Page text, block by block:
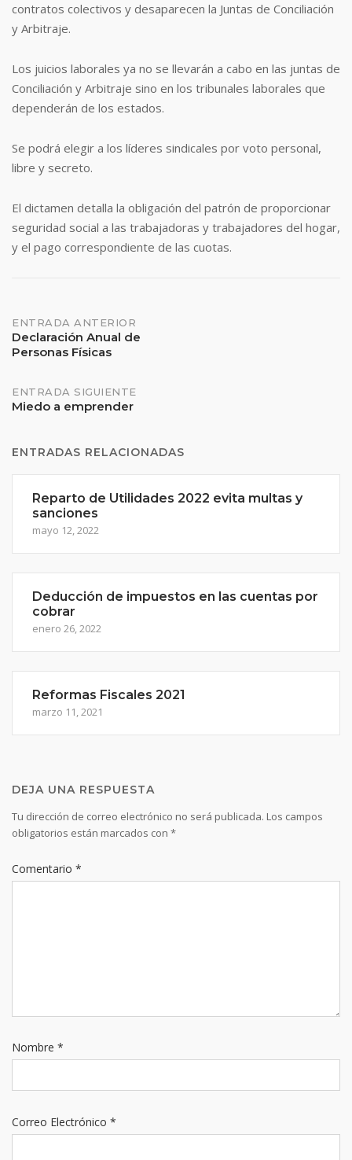
contratos colectivos y desaparecen la Juntas de Conciliación
y Arbitraje.
Los juicios laborales ya no se llevarán a cabo en las juntas de
Conciliación y Arbitraje sino en los tribunales laborales que
dependerán de los estados.
Se podrá elegir a los líderes sindicales por voto personal,
libre y secreto.
El dictamen detalla la obligación del patrón de proporcionar
seguridad social a las trabajadoras y trabajadores del hogar,
y el pago correspondiente de las cuotas.
Navegación
de
entradas
ENTRADA ANTERIOR
Declaración Anual de
Personas Físicas
ENTRADA SIGUIENTE
Miedo a emprender
ENTRADAS RELACIONADAS
Reparto de Utilidades 2022 evita multas y
sanciones
mayo 12, 2022
Deducción de impuestos en las cuentas por
cobrar
enero 26, 2022
Reformas Fiscales 2021
marzo 11, 2021
DEJA UNA RESPUESTA
Tu dirección de correo electrónico no será publicada. Los campos
obligatorios están marcados con *
Comentario *
Nombre *
Correo Electrónico *